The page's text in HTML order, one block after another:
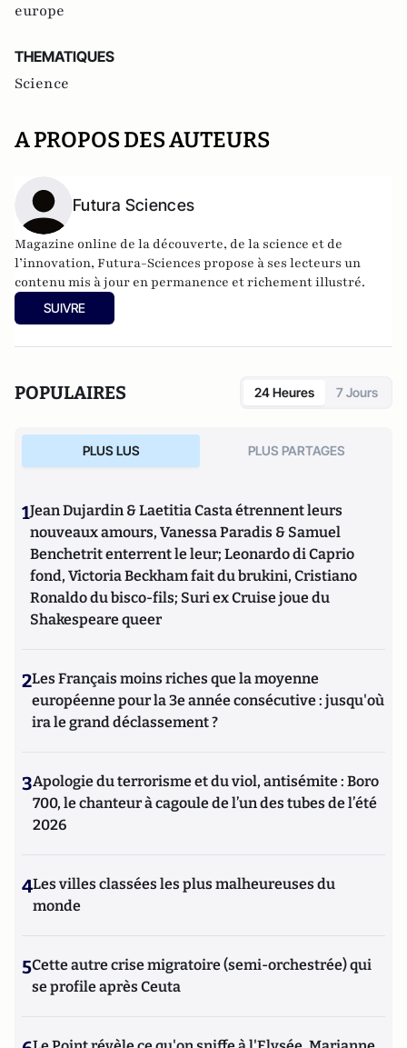
europe
THEMATIQUES
Science
A PROPOS DES AUTEURS
Futura Sciences
Magazine online de la découverte, de la science et de
l’innovation, Futura-Sciences propose à ses lecteurs un
contenu mis à jour en permanence et richement illustré.
SUIVRE
POPULAIRES 24 Heures 7 Jours
PLUS LUS PLUS PARTAGES
1Jean Dujardin & Laetitia Casta étrennent leurs
nouveaux amours, Vanessa Paradis & Samuel
Benchetrit enterrent le leur; Leonardo di Caprio
fond, Victoria Beckham fait du brukini, Cristiano
Ronaldo du bisco-fils; Suri ex Cruise joue du
Shakespeare queer
2Les Français moins riches que la moyenne
européenne pour la 3e année consécutive : jusqu'où
ira le grand déclassement ?
3Apologie du terrorisme et du viol, antisémite : Boro
700, le chanteur à cagoule de l’un des tubes de l’été
2026
4Les villes classées les plus malheureuses du
monde
5Cette autre crise migratoire (semi-orchestrée) qui
se profile après Ceuta